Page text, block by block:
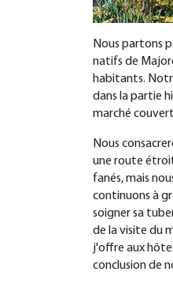
Nous partons
natifs de
habitants.
dans la partie
marché
Nous
une route
fanés, mais
continuons à
soigner sa
de la visite du
j'offre aux
conclusion de